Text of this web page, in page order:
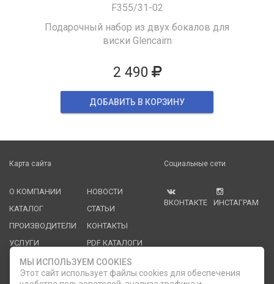
F355/31-02
Подарочный набор из двух бокалов для
виски Glencairn
2 490
ДОБАВИТЬ В КОРЗИНУ
Карта сайта
О КОМПАНИИ
КАТАЛОГ
ПРОИЗВОДИТЕЛИ
УСЛУГИ
НОВОСТИ
СТАТЬИ
КОНТАКТЫ
PDF КАТАЛОГИ
ОПЛАТА И
ДОСТАВКА
Социальные сети
ВКОНТАКТЕ ИНСТАГРАМ
МЫ ИСПОЛЬЗУЕМ COOKIES
Этот сайт использует файлы cookies для обеспечения